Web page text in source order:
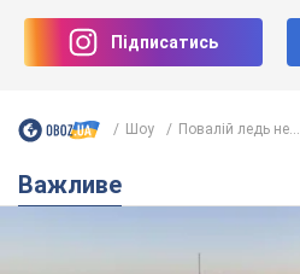
Підписатись
Шоу Повалій ледь не...
Важливе